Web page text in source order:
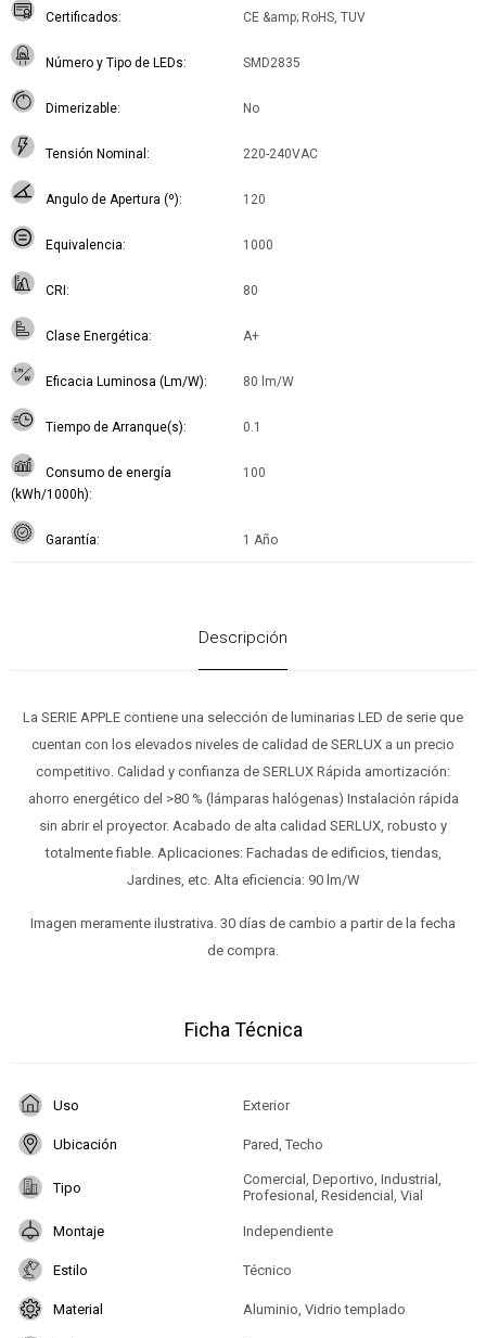
Certificados CE &amp; RoHS, TUV
Número y Tipo de LEDs SMD2835
Dimerizable No
Tensión Nominal 220-240VAC
Angulo de Apertura (º) 120
Equivalencia 1000
CRI 80
Clase Energética A+
Eficacia Luminosa (Lm/W) 80 lm/W
Tiempo de Arranque(s) 0.1
Consumo de energía
(kWh/1000h)
100
Garantía 1 Año
Descripción
La SERIE APPLE contiene una selección de luminarias LED de serie que
cuentan con los elevados niveles de calidad de SERLUX a un precio
competitivo. Calidad y confianza de SERLUX Rápida amortización:
ahorro energético del >80 % (lámparas halógenas) Instalación rápida
sin abrir el proyector. Acabado de alta calidad SERLUX, robusto y
totalmente fiable. Aplicaciones: Fachadas de edificios, tiendas,
Jardines, etc. Alta eficiencia: 90 lm/W
Imagen meramente ilustrativa. 30 días de cambio a partir de la fecha
de compra.
Ficha Técnica
Uso Exterior
Ubicación Pared, Techo
Tipo
Comercial, Deportivo, Industrial,
Profesional, Residencial, Vial
Montaje Independiente
Estilo Técnico
Material Aluminio, Vidrio templado